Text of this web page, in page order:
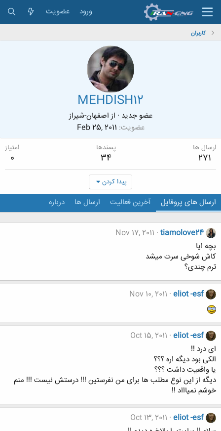
ورود عضویت
کاربران
MEHDISH12
عضو جدید · ازاصفهان-شیراز
عضویت Feb 25, 2011
ارسال ها
271
پسندها
34
امتیاز
0
پیدا کردن
ارسال های پروفایل آخرین فعالیت ارسال ها درباره
tiamolove24
Nov 17, 2011
بچه ایا
کاش شوخی سرت میشد
ترم چندی؟
eliot -esf
Nov 10, 2011
eliot -esf
Oct 15, 2011
ای درد !!
الکی بود دیگه اره ؟؟؟
یا واقعیت داشت ؟؟؟
دیگه از این نوع مطلب ها برای من نفرستین !!! درستش نیست !!! منم
خوشم نمیاااد !!
eliot -esf
Oct 13, 2011